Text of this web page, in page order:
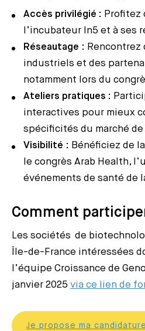
Accès privilégié : Profitez
l’incubateur In5 et à ses
Réseautage : Rencontrez
industriels et des
notamment lors du
Ateliers pratiques :
interactives pour mieux
spécificités du marché
Visibilité : Bénéficiez de
le congrès Arab Health,
événements de santé de
Comment
Les sociétés de
Île-de-France intéressées
l’équipe Croissance de
janvier 2025 via ce lien de
Je propose ma candidature